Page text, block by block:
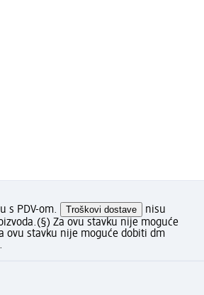
s PDV-om. Troškovi dostave
nisu
(§) Za ovu stavku nije moguće
ovu stavku nije moguće dobiti dm